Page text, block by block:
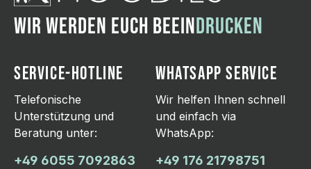
WIR WERDEN EUCH BEEINDRUCKEN
SERVICE-HOTLINE
Telefonische
Unterstützung und
Beratung unter:
+49 6055 7092863
WHATSAPP SERVICE
Wir helfen Ihnen schnell
und einfach via
WhatsApp:
+49 176 21798751